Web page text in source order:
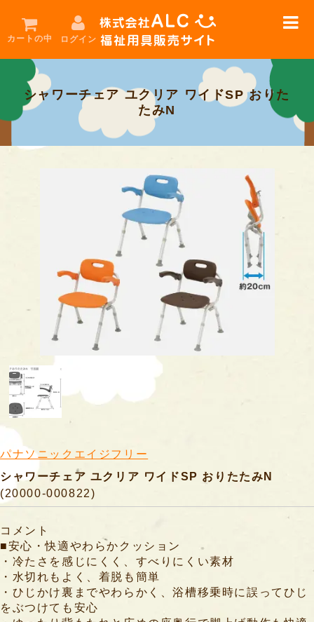
カートの中 ログイン
在
庫
り
セ
ー
ル
用
品
お
勧
め
掛
座
殊
シャワーチェア ユクリア ワイドSP おりた
たみN
パナソニックエイジフリー
シャワーチェア ユクリア ワイドSP おりたたみN
(20000-000822)
コメント
■安心・快適やわらかクッション
・冷たさを感じにくく、すべりにくい素材
・水切れもよく、着脱も簡単
・ひじかけ裏までやわらかく、浴槽移乗時に誤ってひじ
をぶつけても安心